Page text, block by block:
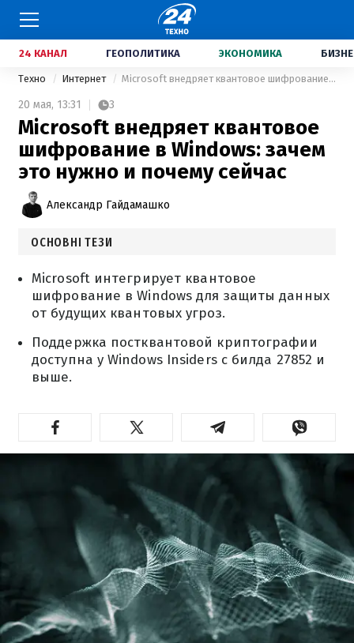
24 КАНАЛ ГЕОПОЛИТИКА ЭКОНОМИКА
Техно Интернет Microsoft внедряет квантовое шифрование в Windows: зачем это нужно и почему сейчас
20 мая, 13:31 3
Microsoft внедряет квантовое
шифрование в Windows: зачем
это нужно и почему сейчас
Александр Гайдамашко
ОСНОВНІ ТЕЗИ
Microsoft интегрирует квантовое
шифрование в Windows для защиты данных
от будущих квантовых угроз.
Поддержка постквантовой криптографии
доступна у Windows Insiders с билда 27852 и
выше.